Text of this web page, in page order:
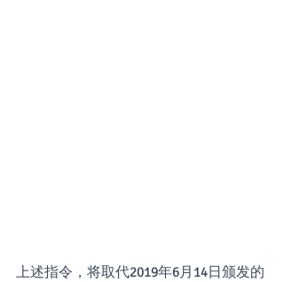
上述指令，将取代2019年6月14日颁发的